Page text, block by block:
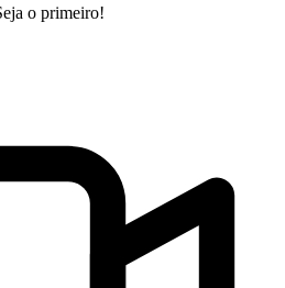
o primeiro!